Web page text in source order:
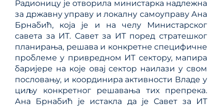
Радионицу је отворила министарка надлежна
за државну управу и локалну самоуправу Ана
Брнабић, која је и на челу Министарског
савета за ИТ. Савет за ИТ поред стратешког
планирања, решава и конкретне специфичне
проблеме у привредном ИТ сектору, мапира
баријере на које овај сектор наилази у свом
пословању, и координира активности Владе у
циљу конкретног решавања тих препрека.
Ана Брнабић је истакла да је Савет за ИТ